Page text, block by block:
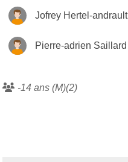
Jofrey Hertel-andrault
Pierre-adrien Saillard
-14 ans (M)(2)